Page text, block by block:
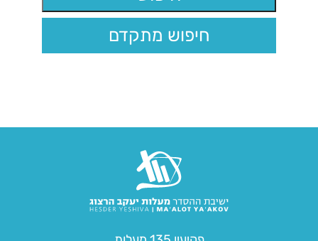
חיפוש מתקדם